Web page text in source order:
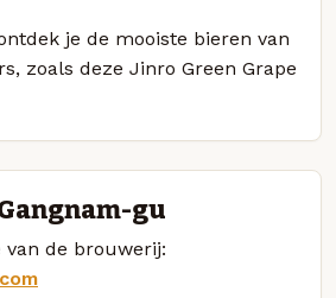
je de mooiste bieren van
zoals deze Jinro Green Grape
gu
van de brouwerij: